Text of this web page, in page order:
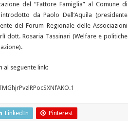
del “Fattore Famiglia” al Comune di
da Paolo Dell’Aquila (presidente
del Forum Regionale delle Associazioni
dott. Rosaria Tassinari (Welfare e politiche
al seguente link:
LinkedIn Pinterest